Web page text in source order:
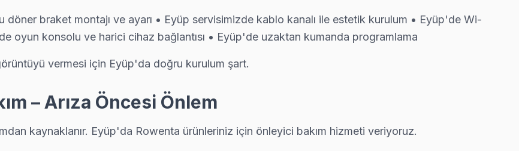
braket montajı ve ayarı • Eyüp servisimizde kablo kanalı ile estetik kurulum • Eyüp'de Wi-
oyun konsolu ve harici cihaz bağlantısı • Eyüp'de uzaktan kumanda programlama
vermesi için Eyüp'da doğru kurulum şart.
– Arıza Öncesi Önlem
kaynaklanır. Eyüp'da Rowenta ürünleriniz için önleyici bakım hizmeti veriyoruz.